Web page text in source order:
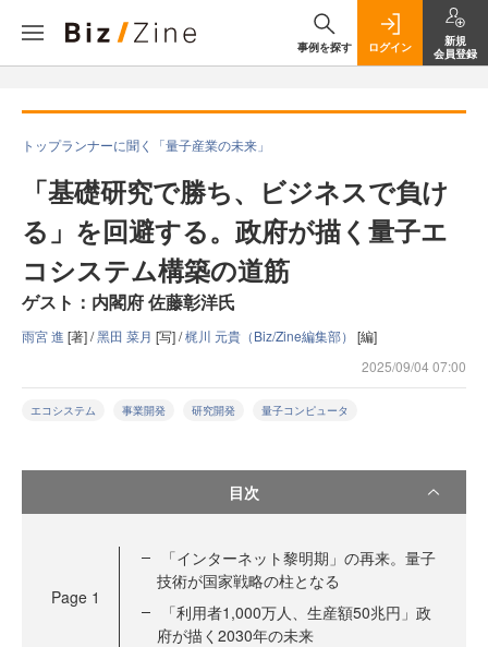
事例を探す ログイン
新規
会員登録
トップランナーに聞く「量子産業の未来」
「基礎研究で勝ち、ビジネスで負け
る」を回避する。政府が描く量子エ
コシステム構築の道筋
ゲスト：内閣府 佐藤彰洋氏
雨宮 進 [著] /黑田 菜月 [写] /梶川 元貴（Biz/Zine編集部） [編]
2025/09/04 07:00
エコシステム 事業開発 研究開発 量子コンピュータ
目次
Page 1
「インターネット黎明期」の再来。量子
技術が国家戦略の柱となる
「利用者1,000万人、生産額50兆円」政
府が描く2030年の未来